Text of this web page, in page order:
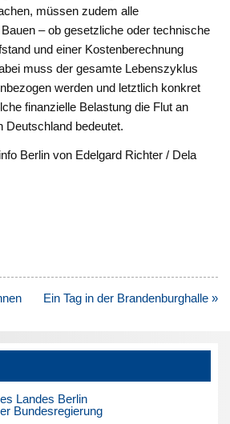
müssen zudem alle
– ob gesetzliche oder technische
und einer Kostenberechnung
muss der gesamte Lebenszyklus
werden und letztlich konkret
finanzielle Belastung die Flut an
Deutschland bedeutet.
Berlin von Edelgard Richter / Dela
Ein Tag in der Brandenburghalle »
Landes Berlin
Bundesregierung